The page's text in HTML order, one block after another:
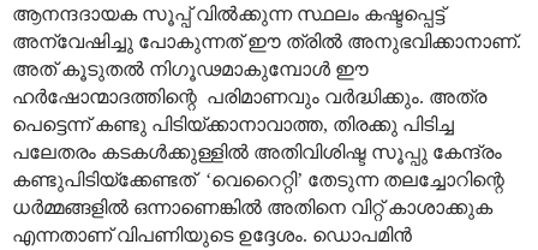
ആനന്ദദായക സൂപ്പ് വിൽക്കുന്ന സ്ഥലം കഷ്ടപ്പെട്ട്
അന്വേഷിച്ചു പോകുന്നത് ഈ ത്രിൽ അനുഭവിക്കാനാണ്.
അത് കൂടുതൽ നിഗൂഢമാകുമ്പോൾ ഈ
ഹർഷോന്മാദത്തിന്റെ പരിമാണവും വർദ്ധിക്കും. അത്ര
പെട്ടെന്ന് കണ്ടു പിടിയ്ക്കാനാവാത്ത, തിരക്കു പിടിച്ച
പലേതരം കടകൾക്കുള്ളിൽ അതിവിശിഷ്ട സൂപ്പു കേന്ദ്രം
കണ്ടുപിടിയ്ക്കേണ്ടത് ‘വെറൈറ്റി’ തേടുന്ന തലച്ചോറിന്റെ
ധർമ്മങ്ങളിൽ ഒന്നാണെങ്കിൽ അതിനെ വിറ്റ് കാശാക്കുക
എന്നതാണ് വിപണിയുടെ ഉദ്ദേശം. ഡൊപമിൻ